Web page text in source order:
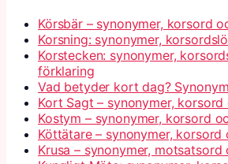
Körsbär – synonymer, korsord
Korsning: synonymer,
Korstecken: synonymer,
förklaring
Vad betyder kort dag?
Kort Sagt – synonymer,
Kostym – synonymer, korsord
Köttätare – synonymer, korsord
Krusa – synonymer,